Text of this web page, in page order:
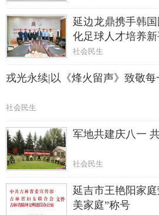
延边龙鼎携手韩
化足球人才培养新
社会民生
戎光永续|以《烽火留声》致敬
社会民生
军地共建庆八一
社会民生
延吉市王艳阳家
美家庭”称号